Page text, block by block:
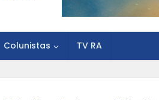
Colunistas TV RA